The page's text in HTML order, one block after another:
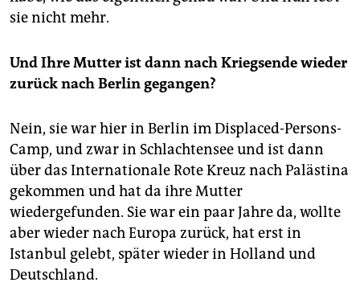
sie nicht mehr.
Und Ihre Mutter ist dann nach Kriegsende wieder
zurück nach Berlin gegangen?
Nein, sie war hier in Berlin im Displaced-Persons-
Camp, und zwar in Schlachtensee und ist dann
über das Internationale Rote Kreuz nach Palästina
gekommen und hat da ihre Mutter
wiedergefunden. Sie war ein paar Jahre da, wollte
aber wieder nach Europa zurück, hat erst in
Istanbul gelebt, später wieder in Holland und
Deutschland.